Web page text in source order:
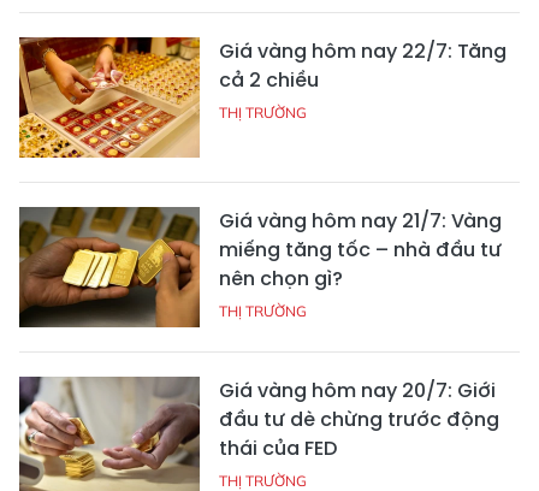
Giá vàng hôm nay 22/7: Tăng
cả 2 chiều
THỊ TRƯỜNG
Giá vàng hôm nay 21/7: Vàng
miếng tăng tốc – nhà đầu tư
nên chọn gì?
THỊ TRƯỜNG
Giá vàng hôm nay 20/7: Giới
đầu tư dè chừng trước động
thái của FED
THỊ TRƯỜNG